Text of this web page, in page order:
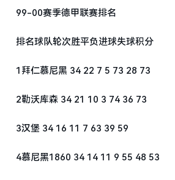
99-00赛季德甲联赛排名
排名球队轮次胜平负进球失球积分
1拜仁慕尼黑 34 22 7 5 73 28 73
2勒沃库森 34 21 10 3 74 36 73
3汉堡 34 16 11 7 63 39 59
4慕尼黑1860 34 14 11 9 55 48 53